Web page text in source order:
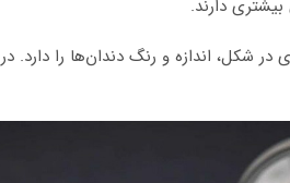
دارند.
شکل، اندازه و رنگ دندان‌ها را